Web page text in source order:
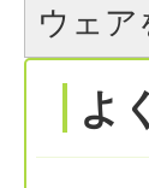
ウェ
よ